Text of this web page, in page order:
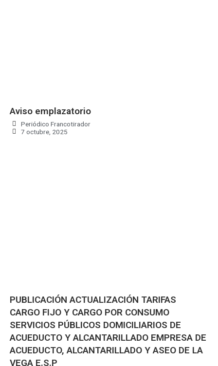
Aviso emplazatorio
Periódico Francotirador
7 octubre, 2025
PUBLICACIÓN ACTUALIZACIÓN TARIFAS
CARGO FIJO Y CARGO POR CONSUMO
SERVICIOS PÚBLICOS DOMICILIARIOS DE
ACUEDUCTO Y ALCANTARILLADO EMPRESA DE
ACUEDUCTO, ALCANTARILLADO Y ASEO DE LA
VEGA E.S.P